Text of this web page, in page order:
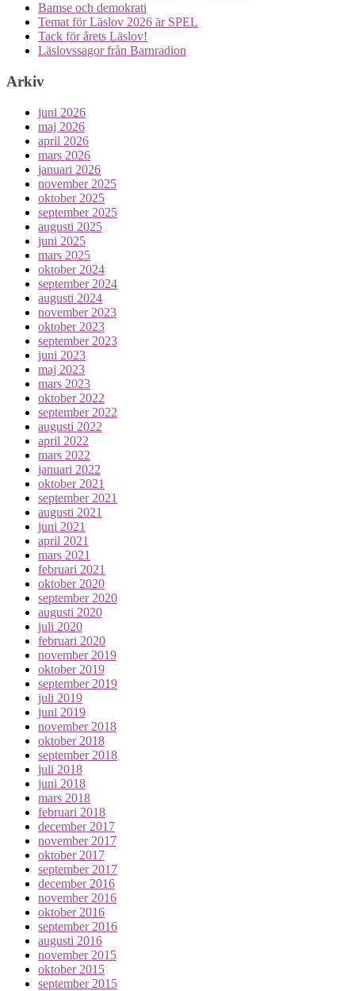
Bamse och demokrati
Temat för Läslov 2026 är SPEL
Tack för årets Läslov!
Läslovssagor från Barnradion
Arkiv
juni 2026
maj 2026
april 2026
mars 2026
januari 2026
november 2025
oktober 2025
september 2025
augusti 2025
juni 2025
mars 2025
oktober 2024
september 2024
augusti 2024
november 2023
oktober 2023
september 2023
juni 2023
maj 2023
mars 2023
oktober 2022
september 2022
augusti 2022
april 2022
mars 2022
januari 2022
oktober 2021
september 2021
augusti 2021
juni 2021
april 2021
mars 2021
februari 2021
oktober 2020
september 2020
augusti 2020
juli 2020
februari 2020
november 2019
oktober 2019
september 2019
juli 2019
juni 2019
november 2018
oktober 2018
september 2018
juli 2018
juni 2018
mars 2018
februari 2018
december 2017
november 2017
oktober 2017
september 2017
december 2016
november 2016
oktober 2016
september 2016
augusti 2016
november 2015
oktober 2015
september 2015